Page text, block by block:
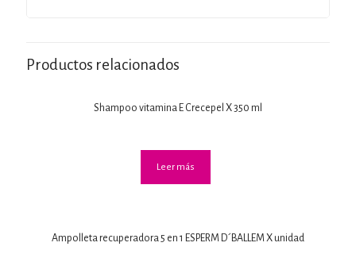
Productos relacionados
Shampoo vitamina E Crecepel X 350 ml
Leer más
Ampolleta recuperadora 5 en 1 ESPERM D´BALLEM X unidad